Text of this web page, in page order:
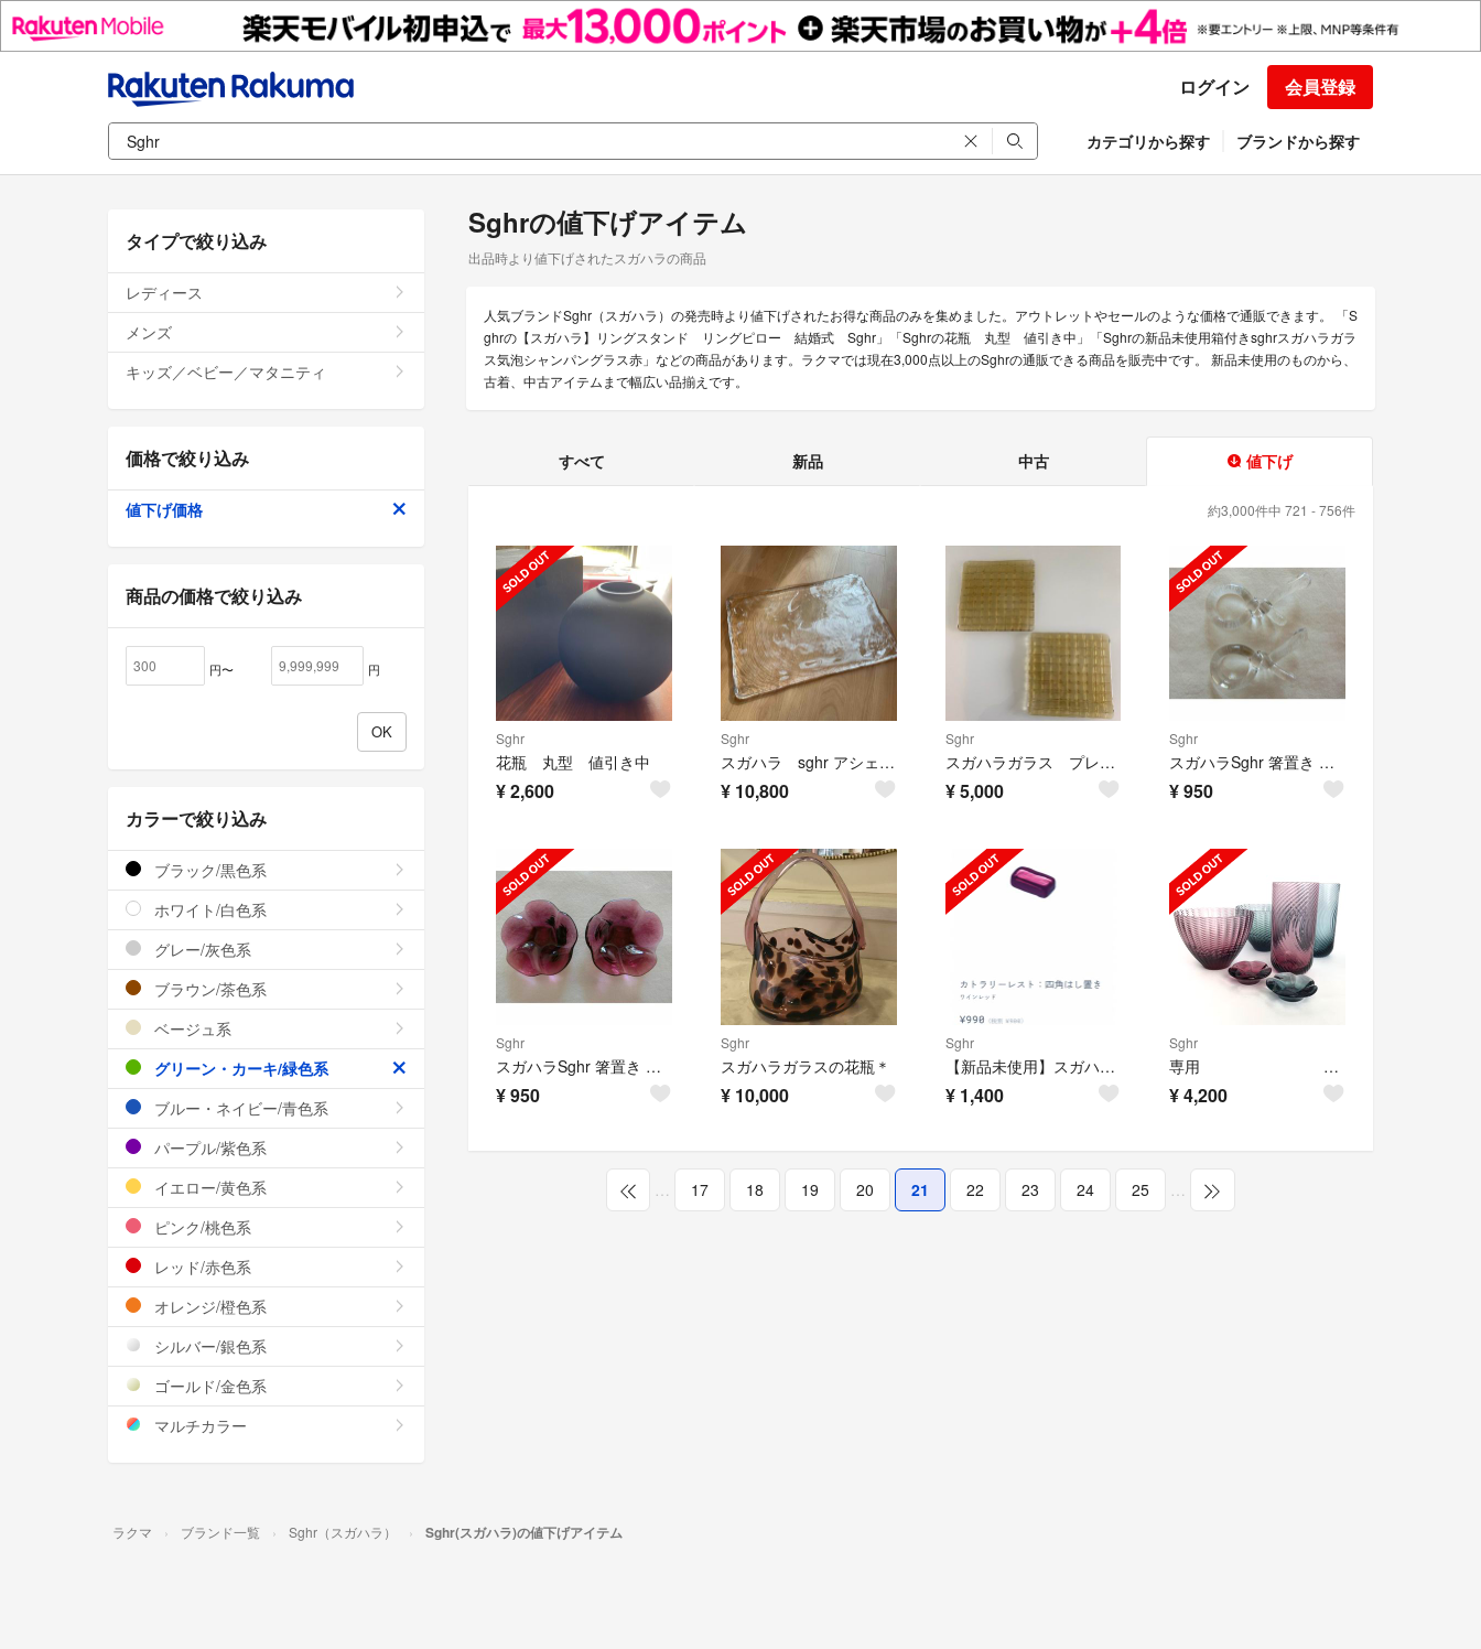
ログイン 会員登録
カテゴリから探す ブランドから探す
Sghrの値下げアイテム
出品時より値下げされたスガハラの商品
人気ブランドSghr（スガハラ）の発売時より値下げされたお得な商品のみを集めました。アウトレットやセールのような価格で通販できます。 「S
ghrの【スガハラ】リングスタンド リングピロー 結婚式 Sghr」「Sghrの花瓶 丸型 値引き中」「Sghrの新品未使用箱付きsghrスガハラガラ
ス気泡シャンパングラス赤」などの商品があります。ラクマでは現在3,000点以上のSghrの通販できる商品を販売中です。 新品未使用のものから、
古着、中古アイテムまで幅広い品揃えです。
すべて 新品 中古 値下げ
約3,000件中 721 - 756件
Sghr
花瓶 丸型 値引き中
¥2,600
Sghr
スガハラ sghr アシェット assiette 特大
¥ 10,800
Sghr
スガハラガラス プレート
¥5,000
Sghr
スガハラSghr 箸置き むすび 2個セット（クリアー）
¥950
Sghr
スガハラSghr 箸置き 花 2個セット
¥950
Sghr
スガハラガラスの花瓶＊
¥ 10,000
Sghr
【新品未使用】スガハラ sghr カトラリーレスト 箸置き 2個セット
¥ 1,400
Sghr
専用 Sghr スガハラ 硝子 食器 6点
¥4,200
… 17 18 19 20 21 22 23 24 25 …
タイプで絞り込み
レディース
メンズ
キッズ／ベビー／マタニティ
価格で絞り込み
値下げ価格
商品の価格で絞り込み
円〜 円
カラーで絞り込み
ブラック/黒色系
ホワイト/白色系
グレー/灰色系
ブラウン/茶色系
ベージュ系
グリーン・カーキ/緑色系
ブルー・ネイビー/青色系
パープル/紫色系
イエロー/黄色系
ピンク/桃色系
レッド/赤色系
オレンジ/橙色系
シルバー/銀色系
ゴールド/金色系
マルチカラー
ラクマ ブランド一覧 Sghr（スガハラ） Sghr(スガハラ)の値下げアイテム